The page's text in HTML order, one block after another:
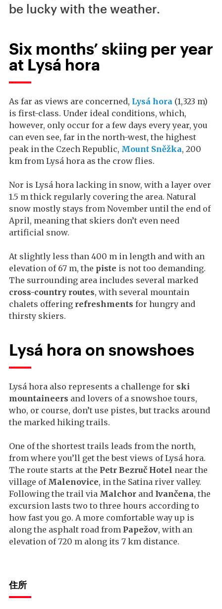
be lucky with the weather.
Six months’ skiing per year
at Lysá hora
As far as views are concerned, Lysá hora (1,323 m)
is first-class. Under ideal conditions, which,
however, only occur for a few days every year, you
can even see, far in the north-west, the highest
peak in the Czech Republic, Mount Sněžka, 200
km from Lysá hora as the crow flies.
Nor is Lysá hora lacking in snow, with a layer over
1.5 m thick regularly covering the area. Natural
snow mostly stays from November until the end of
April, meaning that skiers don’t even need
artificial snow.
At slightly less than 400 m in length and with an
elevation of 67 m, the piste is not too demanding.
The surrounding area includes several marked
cross-country routes, with several mountain
chalets offering refreshments for hungry and
thirsty skiers.
Lysá hora on snowshoes
Lysá hora also represents a challenge for ski
mountaineers and lovers of a snowshoe tours,
who, or course, don’t use pistes, but tracks around
the marked hiking trails.
One of the shortest trails leads from the north,
from where you’ll get the best views of Lysá hora.
The route starts at the Petr Bezruč Hotel near the
village of Malenovice, in the Satina river valley.
Following the trail via Malchor and Ivančena, the
excursion lasts two to three hours according to
how fast you go. A more comfortable way up is
along the asphalt road from Papežov, with an
elevation of 720 m along its 7 km distance.
住所